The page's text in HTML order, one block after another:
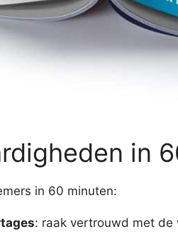
in
in 60 minuten:
: raak vertrouwd met de